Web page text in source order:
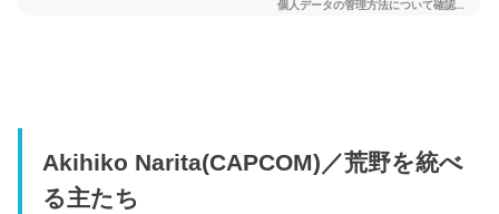
Akihiko Narita(CAPCOM)／荒野を統べ
る主たち